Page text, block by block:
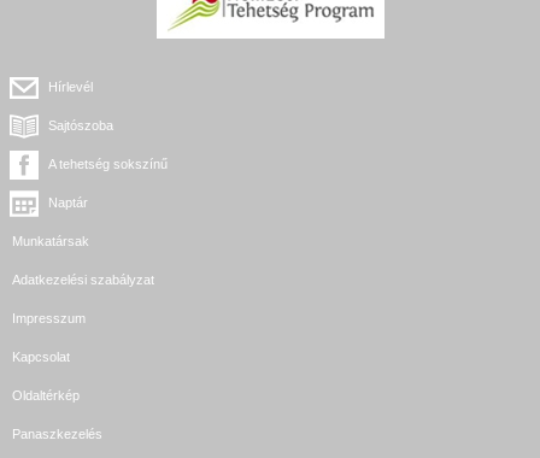
Hírlevél
Sajtószoba
A tehetség sokszínű
Naptár
Munkatársak
Adatkezelési szabályzat
Impresszum
Kapcsolat
Oldaltérkép
Panaszkezelés